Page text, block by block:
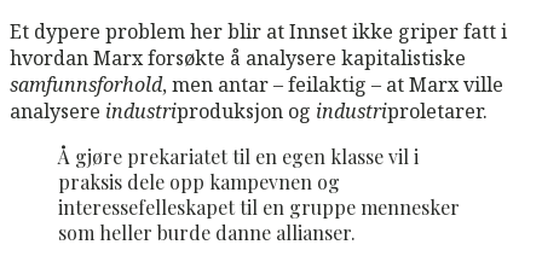
Et dypere problem her blir at Innset ikke griper fatt i
hvordan Marx forsøkte å analysere kapitalistiske
samfunnsforhold, men antar – feilaktig – at Marx ville
analysere industriproduksjon og industriproletarer.
Å gjøre prekariatet til en egen klasse vil i
praksis dele opp kampevnen og
interessefelleskapet til en gruppe mennesker
som heller burde danne allianser.